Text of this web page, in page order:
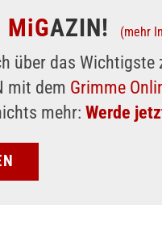
MiGAZIN! (mehr
über das
mit dem Grimme
mehr: Werde